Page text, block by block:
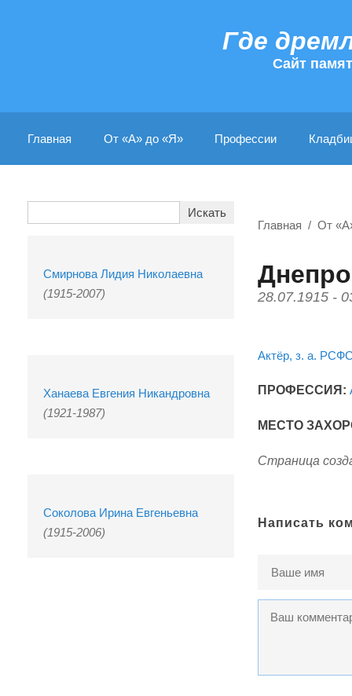
Где
Cайт
Главная От «А» до «Я» Профессии
Смирнова Лидия Николаевна
(1915-2007)
Ханаева Евгения Никандровна
(1921-1987)
Соколова Ирина Евгеньевна
(1915-2006)
Главная От
28.07.1915 -
Актёр, з. а.
ПРОФЕССИЯ:
МЕСТО
Страница
Написать